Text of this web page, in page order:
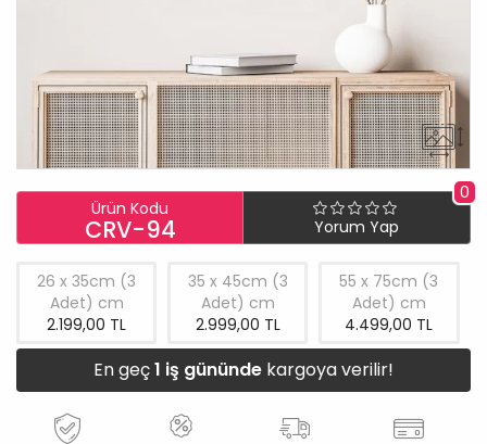
Ürün Kodu
CRV-94
0
Yorum Yap
26 x 35cm (3
Adet) cm
2.199,00 TL
35 x 45cm (3
Adet) cm
2.999,00 TL
55 x 75cm (3
Adet) cm
4.499,00 TL
En geç1 iş gününde kargoya verilir!